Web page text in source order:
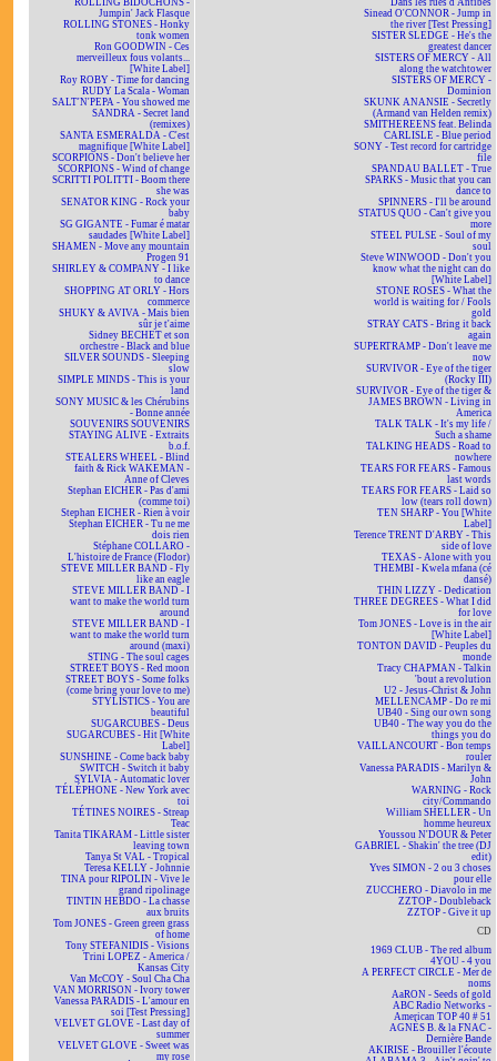
ROLLING BIDOCHONS -
Jumpin' Jack Flasque
ROLLING STONES - Honky
tonk women
Ron GOODWIN - Ces
merveilleux fous volants...
[White Label]
Roy ROBY - Time for dancing
RUDY La Scala - Woman
SALT'N'PEPA - You showed me
SANDRA - Secret land
(remixes)
SANTA ESMERALDA - C'est
magnifique [White Label]
SCORPIONS - Don't believe her
SCORPIONS - Wind of change
SCRITTI POLITTI - Boom there
she was
SENATOR KING - Rock your
baby
SG GIGANTE - Fumar é matar
saudades [White Label]
SHAMEN - Move any mountain
Progen 91
SHIRLEY & COMPANY - I like
to dance
SHOPPING AT ORLY - Hors
commerce
SHUKY & AVIVA - Mais bien
sûr je t'aime
Sidney BECHET et son
orchestre - Black and blue
SILVER SOUNDS - Sleeping
slow
SIMPLE MINDS - This is your
land
SONY MUSIC & les Chérubins
- Bonne année
SOUVENIRS SOUVENIRS
STAYING ALIVE - Extraits
b.o.f.
STEALERS WHEEL - Blind
faith & Rick WAKEMAN -
Anne of Cleves
Stephan EICHER - Pas d'ami
(comme toi)
Stephan EICHER - Rien à voir
Stephan EICHER - Tu ne me
dois rien
Stéphane COLLARO -
L'histoire de France (Flodor)
STEVE MILLER BAND - Fly
like an eagle
STEVE MILLER BAND - I
want to make the world turn
around
STEVE MILLER BAND - I
want to make the world turn
around (maxi)
STING - The soul cages
STREET BOYS - Red moon
STREET BOYS - Some folks
(come bring your love to me)
STYLISTICS - You are
beautiful
SUGARCUBES - Deus
SUGARCUBES - Hit [White
Label]
SUNSHINE - Come back baby
SWITCH - Switch it baby
SYLVIA - Automatic lover
TÉLÉPHONE - New York avec
toi
TÉTINES NOIRES - Streap
Teac
Tanita TIKARAM - Little sister
leaving town
Tanya St VAL - Tropical
Teresa KELLY - Johnnie
TINA pour RIPOLIN - Vive le
grand ripolinage
TINTIN HEBDO - La chasse
aux bruits
Tom JONES - Green green grass
of home
Tony STEFANIDIS - Visions
Trini LOPEZ - America /
Kansas City
Van McCOY - Soul Cha Cha
VAN MORRISON - Ivory tower
Vanessa PARADIS - L'amour en
soi [Test Pressing]
VELVET GLOVE - Last day of
summer
VELVET GLOVE - Sweet was
my rose
Dans les rues d'Antibes
Sinead O'CONNOR - Jump in
the river [Test Pressing]
SISTER SLEDGE - He's the
greatest dancer
SISTERS OF MERCY - All
along the watchtower
SISTERS OF MERCY -
Dominion
SKUNK ANANSIE - Secretly
(Armand van Helden remix)
SMITHEREENS feat. Belinda
CARLISLE - Blue period
SONY - Test record for cartridge
file
SPANDAU BALLET - True
SPARKS - Music that you can
dance to
SPINNERS - I'll be around
STATUS QUO - Can't give you
more
STEEL PULSE - Soul of my
soul
Steve WINWOOD - Don't you
know what the night can do
[White Label]
STONE ROSES - What the
world is waiting for / Fools
gold
STRAY CATS - Bring it back
again
SUPERTRAMP - Don't leave me
now
SURVIVOR - Eye of the tiger
(Rocky III)
SURVIVOR - Eye of the tiger &
JAMES BROWN - Living in
America
TALK TALK - It's my life /
Such a shame
TALKING HEADS - Road to
nowhere
TEARS FOR FEARS - Famous
last words
TEARS FOR FEARS - Laid so
low (tears roll down)
TEN SHARP - You [White
Label]
Terence TRENT D'ARBY - This
side of love
TEXAS - Alone with you
THEMBI - Kwela mfana (cé
dansé)
THIN LIZZY - Dedication
THREE DEGREES - What I did
for love
Tom JONES - Love is in the air
[White Label]
TONTON DAVID - Peuples du
monde
Tracy CHAPMAN - Talkin
'bout a revolution
U2 - Jesus-Christ & John
MELLENCAMP - Do re mi
UB40 - Sing our own song
UB40 - The way you do the
things you do
VAILLANCOURT - Bon temps
rouler
Vanessa PARADIS - Marilyn &
John
WARNING - Rock
city/Commando
William SHELLER - Un
homme heureux
Youssou N'DOUR & Peter
GABRIEL - Shakin' the tree (DJ
edit)
Yves SIMON - 2 ou 3 choses
pour elle
ZUCCHERO - Diavolo in me
ZZTOP - Doubleback
ZZTOP - Give it up
CD
1969 CLUB - The red album
4YOU - 4 you
A PERFECT CIRCLE - Mer de
noms
AaRON - Seeds of gold
ABC Radio Networks -
American TOP 40 # 51
AGNÈS B. & la FNAC -
Dernière Bande
AKIRISE - Brouiller l'écoute